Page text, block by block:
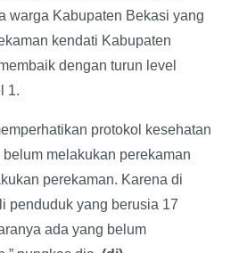
warga Kabupaten Bekasi yang
kendati Kabupaten
dengan turun level
1.
protokol kesehatan
melakukan perekaman
perekaman. Karena di
penduduk yang berusia 17
ada yang belum